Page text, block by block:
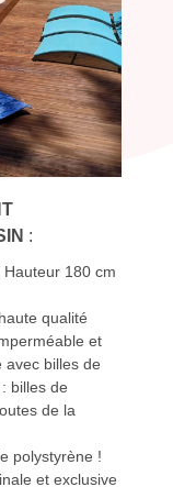
:
180 cm
qualité
et
avec billes de
billes de
de la
polystyrène !
et exclusive